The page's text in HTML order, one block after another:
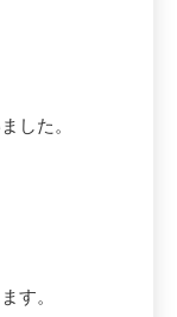
した。
す。